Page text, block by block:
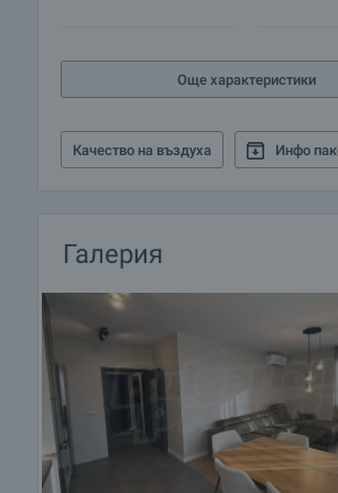
Още характеристики
Качество на въздуха Инфо
Галерия